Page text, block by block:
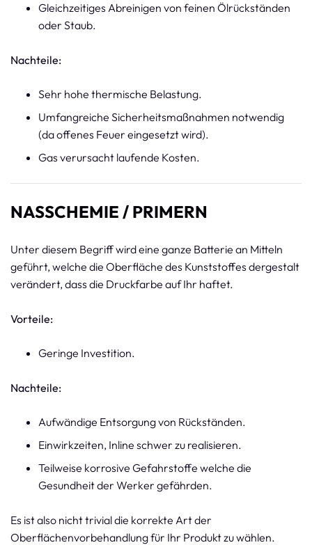
Gleichzeitiges Abreinigen von feinen Ölrückständen
oder Staub.
Nachteile:
Sehr hohe thermische Belastung.
Umfangreiche Sicherheitsmaßnahmen notwendig
(da offenes Feuer eingesetzt wird).
Gas verursacht laufende Kosten.
NASSCHEMIE / PRIMERN
Unter diesem Begriff wird eine ganze Batterie an Mitteln
geführt, welche die Oberfläche des Kunststoffes dergestalt
verändert, dass die Druckfarbe auf Ihr haftet.
Vorteile:
Geringe Investition.
Nachteile:
Aufwändige Entsorgung von Rückständen.
Einwirkzeiten, Inline schwer zu realisieren.
Teilweise korrosive Gefahrstoffe welche die
Gesundheit der Werker gefährden.
Es ist also nicht trivial die korrekte Art der
Oberflächenvorbehandlung für Ihr Produkt zu wählen.